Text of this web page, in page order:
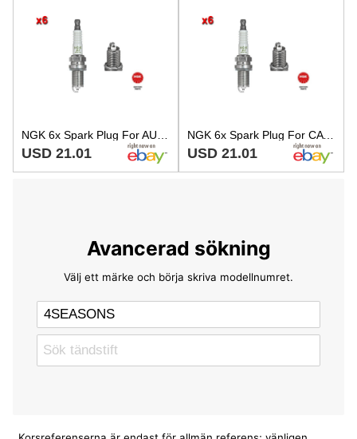
USD 21.01
NGK 6x Spark Plug For CATERHAM CHRYSLER DACIA FIAT KIA LADA MAZDA 82-18 7772453
USD 21.01
Avancerad sökning
Välj ett märke och börja skriva modellnumret.